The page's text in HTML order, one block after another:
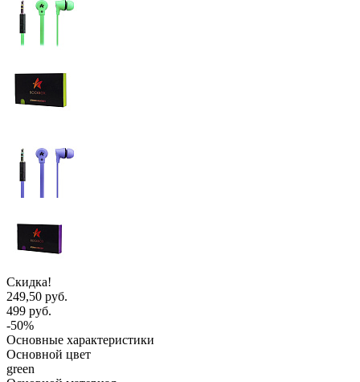
Скидка!
249,50 руб.
499 руб.
-50%
Основные характеристики
Основной цвет
green